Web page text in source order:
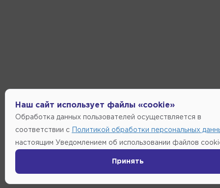
Наш сайт использует файлы «cookie»
Обработка данных пользователей осуществляется в
соответствии с Политикой обработки персональных
настоящим Уведомлением об использовании файлов
Принять